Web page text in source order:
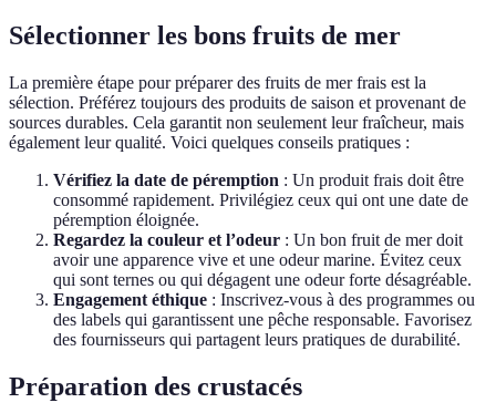
Sélectionner les bons fruits de mer
La première étape pour préparer des fruits de mer frais est la
sélection. Préférez toujours des produits de saison et provenant de
sources durables. Cela garantit non seulement leur fraîcheur, mais
également leur qualité. Voici quelques conseils pratiques :
Vérifiez la date de péremption : Un produit frais doit être
consommé rapidement. Privilégiez ceux qui ont une date de
péremption éloignée.
Regardez la couleur et l’odeur : Un bon fruit de mer doit
avoir une apparence vive et une odeur marine. Évitez ceux
qui sont ternes ou qui dégagent une odeur forte désagréable.
Engagement éthique : Inscrivez-vous à des programmes ou
des labels qui garantissent une pêche responsable. Favorisez
des fournisseurs qui partagent leurs pratiques de durabilité.
Préparation des crustacés